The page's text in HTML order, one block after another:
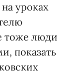
уроках
тоже люди
показать